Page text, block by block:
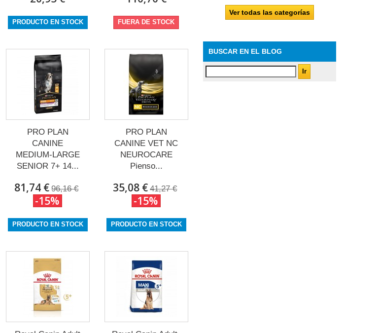
PRODUCTO EN STOCK FUERA DE STOCK
PRO PLAN
CANINE
MEDIUM-LARGE
SENIOR 7+ 14...
81,74 € 96,16 €
-15%
PRODUCTO EN STOCK
PRO PLAN
CANINE VET NC
NEUROCARE
Pienso...
35,08 € 41,27 €
-15%
PRODUCTO EN STOCK
Ver todas las categorías
BUSCAR EN EL BLOG